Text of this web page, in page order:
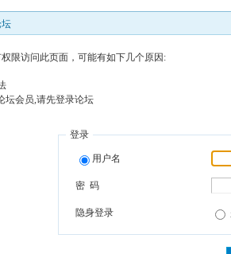
坛
限访问此页面，可能有如下几个原因:
坛会员,请先登录论坛
登录
用户名
密 码
隐身登录